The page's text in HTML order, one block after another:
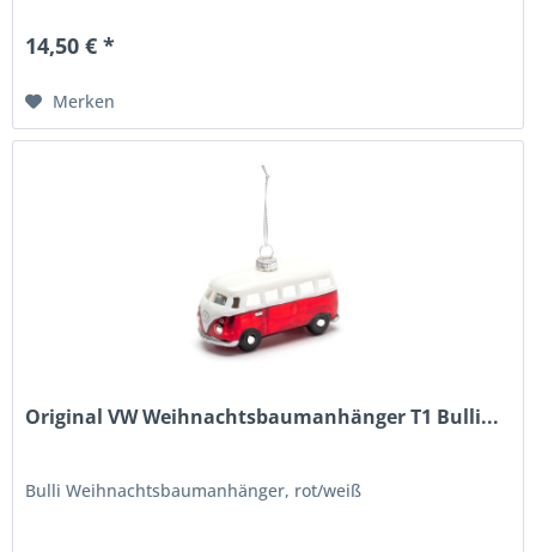
14,50 € *
Merken
Original VW Weihnachtsbaumanhänger T1 Bulli...
Bulli Weihnachtsbaumanhänger, rot/weiß